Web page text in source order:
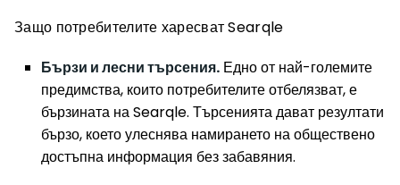
Защо потребителите харесват Searqle
Бързи и лесни търсения. Едно от най-големите
предимства, които потребителите отбелязват, е
бързината на Searqle. Търсенията дават резултати
бързо, което улеснява намирането на обществено
достъпна информация без забавяния.